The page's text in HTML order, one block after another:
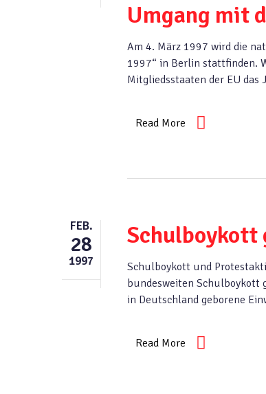
Umgang mit
Am 4. März 1997 wird die
1997“ in Berlin stattfinden.
Mitgliedsstaaten der EU das
Read More
FEB.
28
1997
Schulboykott und
bundesweiten Schulboykott
in Deutschland geborene
Read More